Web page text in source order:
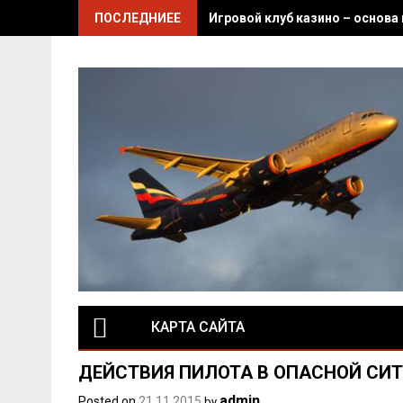
ПОСЛЕДНИЕЕ Игровой клуб казино –
КАРТА САЙТА
ДЕЙСТВИЯ ПИЛОТА В ОПАСНОЙ